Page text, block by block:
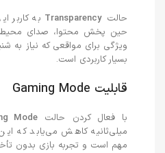
حالتTransparency به کاربر
حین پخش محتوا، صدای محیط
ویژگی برای مواقعی که نیاز به
بسیار کاربردی است.
قابلیت Gaming Mode
با فعال کردن حالت Mode
میلی‌ثانیه کاهش می‌یابد که
مهم است و تجربه بازی بدون